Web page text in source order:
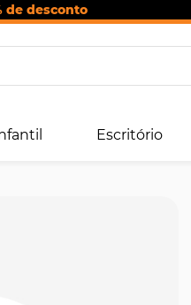
de desconto
Escritório